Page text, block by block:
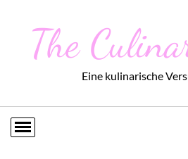
The
Eine kulinarische